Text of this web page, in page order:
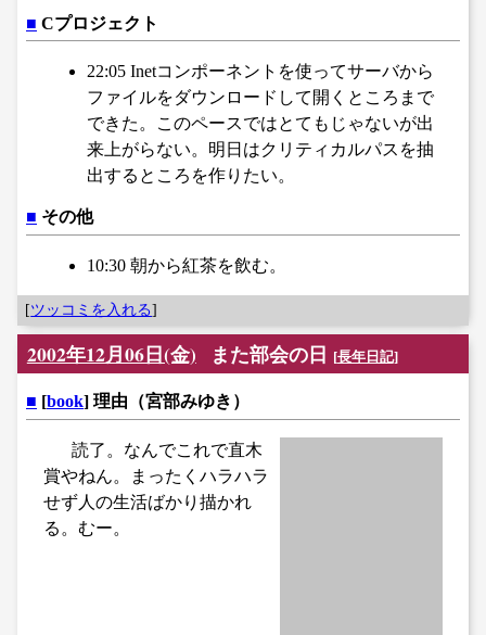
■ Cプロジェクト
22:05 Inetコンポーネントを使ってサーバから
ファイルをダウンロードして開くところまで
できた。このペースではとてもじゃないが出
来上がらない。明日はクリティカルパスを抽
出するところを作りたい。
■ その他
10:30 朝から紅茶を飲む。
[ツッコミを入れる]
2002年12月06日(金) また部会の日 [長年日記]
■ [book] 理由（宮部みゆき）
読了。なんでこれで直木
賞やねん。まったくハラハラ
せず人の生活ばかり描かれ
る。むー。